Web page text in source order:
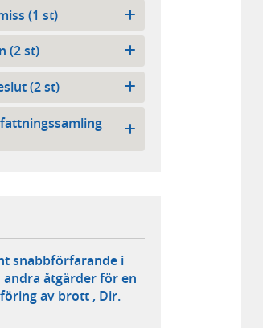
(1 st)
(2 st)
(2 st)
snabbförfarande i
åtgärder för en
av brott , Dir.